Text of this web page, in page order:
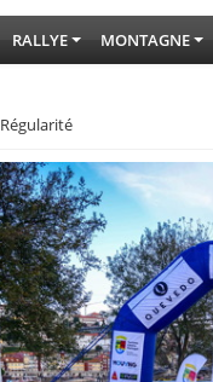
RALLYE MONTAGNE
Régularité